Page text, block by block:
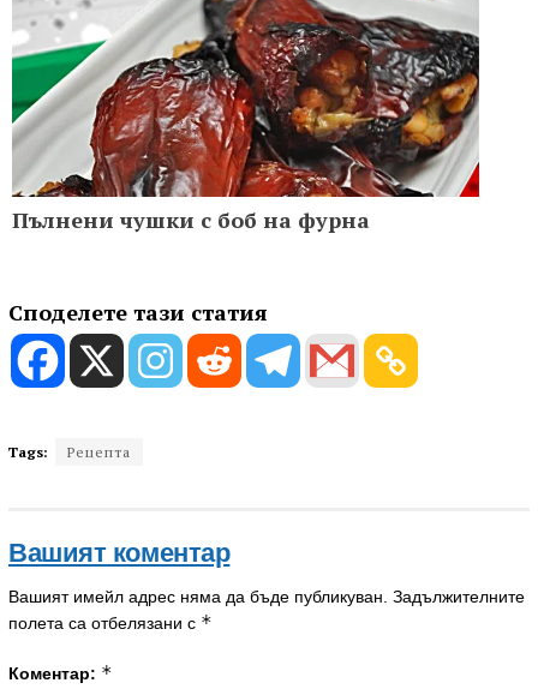
Пълнени чушки с боб на фурна
Споделете тази статия
Tags: Рецепта
Вашият коментар
Вашият имейл адрес няма да бъде публикуван. Задължителните
полета са отбелязани с *
Коментар: *